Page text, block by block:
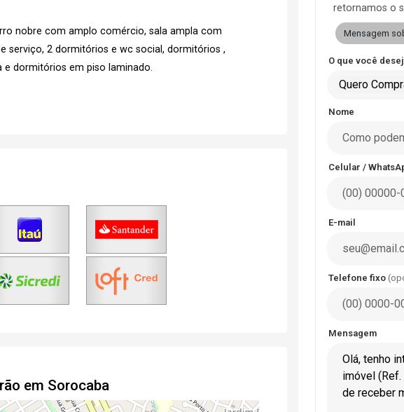
nobre com amplo comércio, sala ampla com
serviço, 2 dormitórios e wc social, dormitórios ,
dormitórios em piso laminado.
em Sorocaba
retornamos o
Mensagem
O que você
Quero
Nome
Celular /
E-mail
Telefone fixo
Mensagem